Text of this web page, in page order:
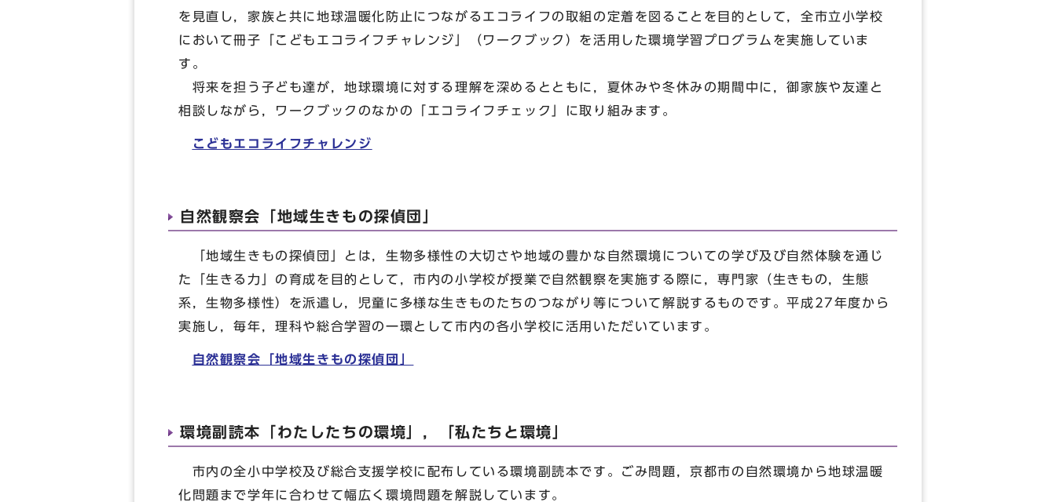
を見直し，家族と共に地球温暖化防止につながるエコライフの取組の定着を図ることを目的として，全市立小学校
において冊子「こどもエコライフチャレンジ」（ワークブック）を活用した環境学習プログラムを実施していま
す。
将来を担う子ども達が，地球環境に対する理解を深めるとともに，夏休みや冬休みの期間中に，御家族や友達と
相談しながら，ワークブックのなかの「エコライフチェック」に取り組みます。
こどもエコライフチャレンジ
自然観察会「地域生きもの探偵団」
「地域生きもの探偵団」とは，生物多様性の大切さや地域の豊かな自然環境についての学び及び自然体験を通じ
た「生きる力」の育成を目的として，市内の小学校が授業で自然観察を実施する際に，専門家（生きもの，生態
系，生物多様性）を派遣し，児童に多様な生きものたちのつながり等について解説するものです。平成27年度から
実施し，毎年，理科や総合学習の一環として市内の各小学校に活用いただいています。
自然観察会「地域生きもの探偵団」
環境副読本「わたしたちの環境」，「私たちと環境」
市内の全小中学校及び総合支援学校に配布している環境副読本です。ごみ問題，京都市の自然環境から地球温暖
化問題まで学年に合わせて幅広く環境問題を解説しています。